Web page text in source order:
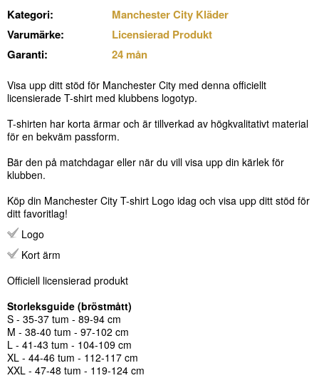
Kategori:
Manchester City Kläder
Varumärke:
Licensierad Produkt
Garanti:
24 mån
Visa upp ditt stöd för Manchester City med denna officiellt
licensierade T-shirt med klubbens logotyp.
T-shirten har korta ärmar och är tillverkad av högkvalitativt material
för en bekväm passform.
Bär den på matchdagar eller när du vill visa upp din kärlek för
klubben.
Köp din Manchester City T-shirt Logo idag och visa upp ditt stöd för
ditt favoritlag!
Logo
Kort ärm
Officiell licensierad produkt
Storleksguide (bröstmått)
S - 35-37 tum - 89-94 cm
M - 38-40 tum - 97-102 cm
L - 41-43 tum - 104-109 cm
XL - 44-46 tum - 112-117 cm
XXL - 47-48 tum - 119-124 cm